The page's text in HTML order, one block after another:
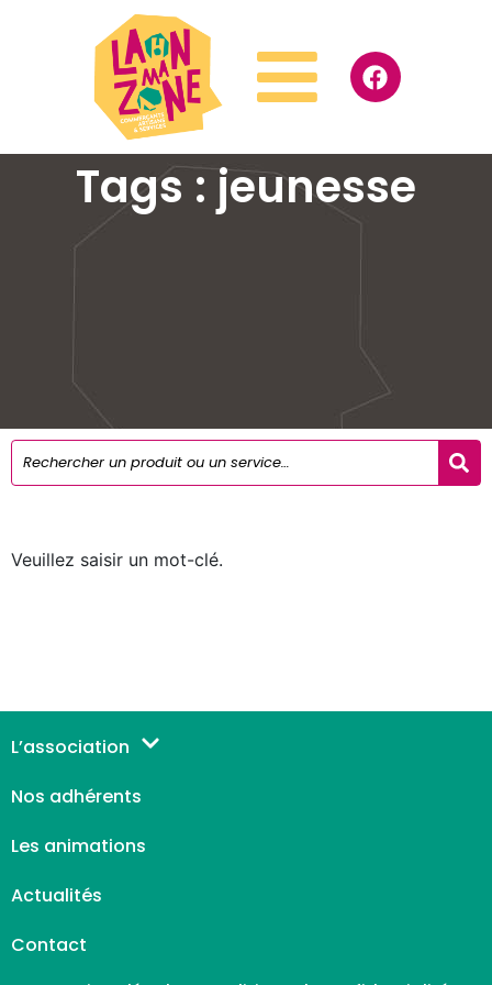
Tags : jeunesse
Veuillez saisir un mot-clé.
L’association
Nos adhérents
Les animations
Actualités
Contact